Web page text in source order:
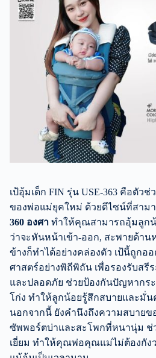
เป้อุ้มเด็ก FIN รุ่น USE-363 คือตัว
ของพ่อแม่ยุคใหม่ ด้วยดีไซน์ที่สาม
360 องศา ทำให้คุณสามารถอุ้มลูก
ว่าจะหันหน้าเข้า-ออก, สะพายด้า
ข้างก็ทำได้อย่างคล่องตัว เป้นี้ถูกอ
ศาสตร์อย่างพิถีพิถัน เพื่อรองรับสรี
และปลอดภัย ช่วยป้องกันปัญหากร
โก่ง ทำให้ลูกน้อยรู้สึกสบายและมั่น
นอกจากนี้ ยังคำนึงถึงความสบายข
ซัพพอร์ตบ่าและสะโพกที่หนานุ่ม ช่
เยี่ยม ทำให้คุณพ่อคุณแม่ไม่ต้องกังว